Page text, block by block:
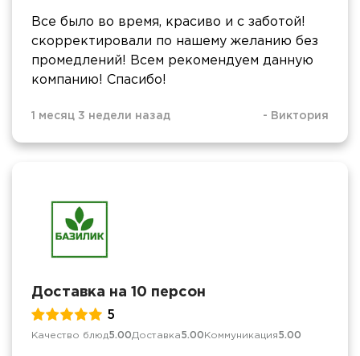
Все было во время, красиво и с заботой!
скорректировали по нашему желанию без
промедлений! Всем рекомендуем данную
компанию! Спасибо!
1 месяц 3 недели назад - Виктория
Доставка на 10 персон
5
Качество блюд5.00Доставка5.00 Коммуникация5.00